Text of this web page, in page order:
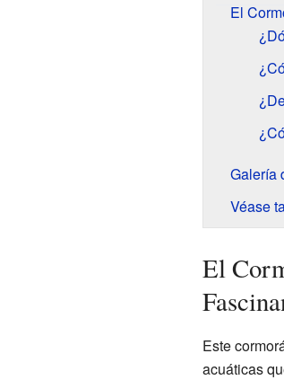
El
Galería
Véase
El
Este
acuáticas